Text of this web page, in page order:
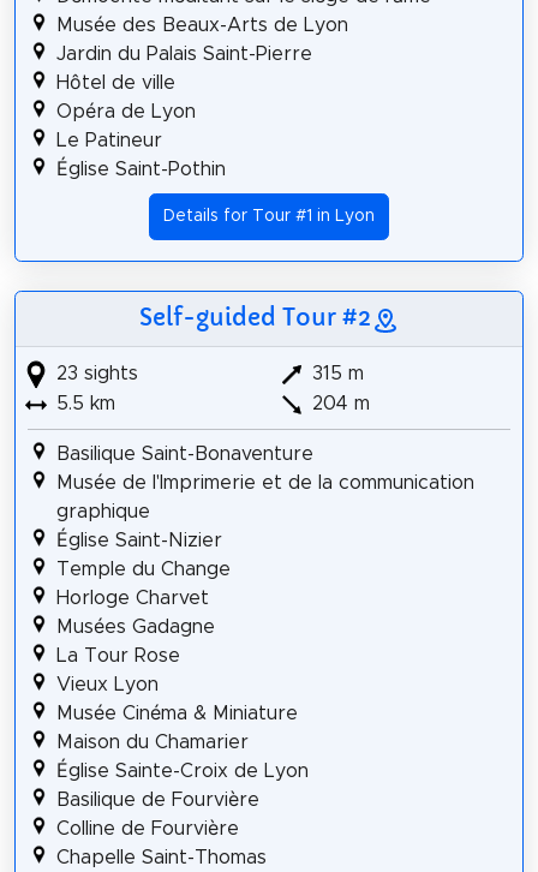
Musée des Beaux-Arts de Lyon
Jardin du Palais Saint-Pierre
Hôtel de ville
Opéra de Lyon
Le Patineur
Église Saint-Pothin
Details for Tour #1 in Lyon
Self-guided Tour #2
23 sights
5.5 km
315 m
204 m
Basilique Saint-Bonaventure
Musée de l'Imprimerie et de la communication
graphique
Église Saint-Nizier
Temple du Change
Horloge Charvet
Musées Gadagne
La Tour Rose
Vieux Lyon
Musée Cinéma & Miniature
Maison du Chamarier
Église Sainte-Croix de Lyon
Basilique de Fourvière
Colline de Fourvière
Chapelle Saint-Thomas